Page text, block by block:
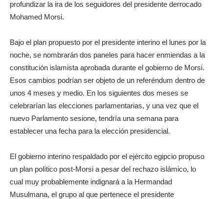
profundizar la ira de los seguidores del presidente derrocado
Mohamed Morsi.
Bajo el plan propuesto por el presidente interino el lunes por la
noche, se nombrarán dos paneles para hacer enmiendas a la
constitución islamista aprobada durante el gobierno de Morsi.
Esos cambios podrían ser objeto de un referéndum dentro de
unos 4 meses y medio. En los siguientes dos meses se
celebrarían las elecciones parlamentarias, y una vez que el
nuevo Parlamento sesione, tendría una semana para
establecer una fecha para la elección presidencial.
El gobierno interino respaldado por el ejército egipcio propuso
un plan político post-Morsi a pesar del rechazo islámico, lo
cual muy probablemente indignará a la Hermandad
Musulmana, el grupo al que pertenece el presidente